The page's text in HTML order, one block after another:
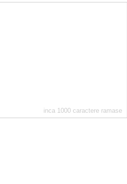
inca 1000 caractere ramase